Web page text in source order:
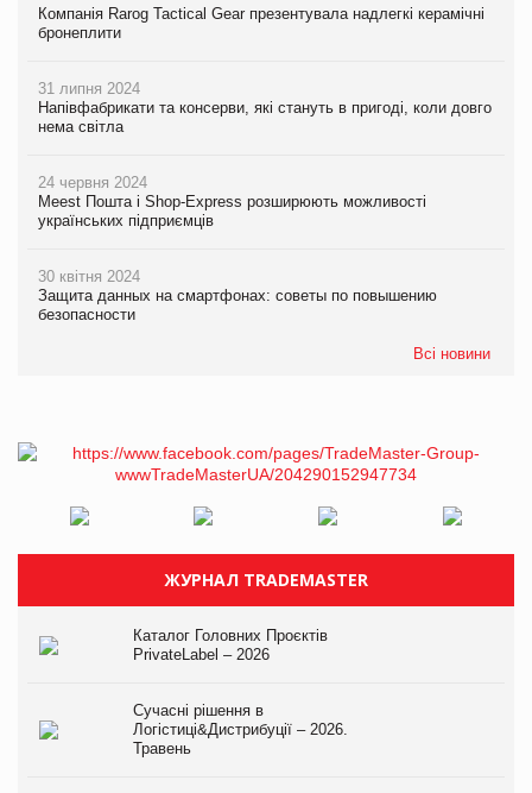
Компанія Rarog Tactical Gear презентувала надлегкі керамічні
бронеплити
31 липня 2024
Напівфабрикати та консерви, які стануть в пригоді, коли довго
нема світла
24 червня 2024
Meest Пошта і Shop-Express розширюють можливості
українських підприємців
30 квітня 2024
Защита данных на смартфонах: советы по повышению
безопасности
Всі новини
ЖУРНАЛ TRADEMASTER
Каталог Головних Проєктів
PrivateLabel – 2026
Сучасні рішення в
Логістиці&Дистрибуції – 2026.
Травень